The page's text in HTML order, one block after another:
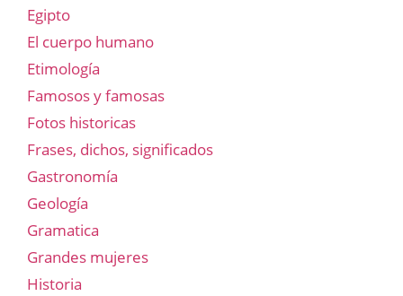
Egipto
El cuerpo humano
Etimología
Famosos y famosas
Fotos historicas
Frases, dichos, significados
Gastronomía
Geología
Gramatica
Grandes mujeres
Historia